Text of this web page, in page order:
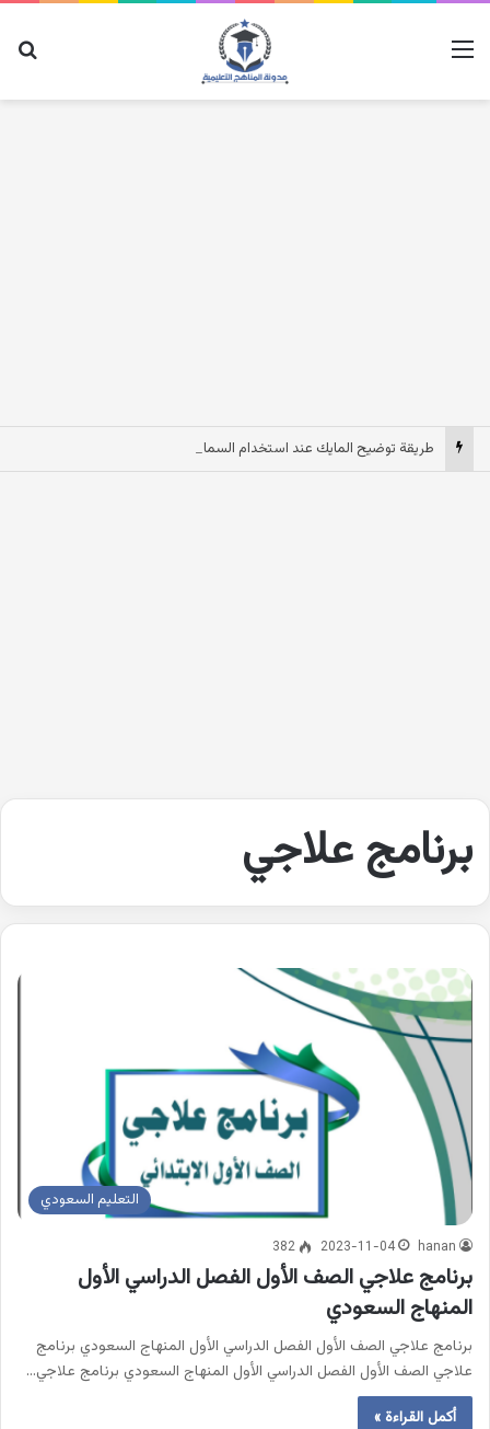
القائمة
برنامج علاجي
التعليم السعودي
hanan
2023-11-04
382
برنامج علاجي الصف الأول الفصل الدراسي الأول⁩
المنهاج السعودي
برنامج علاجي الصف الأول الفصل الدراسي الأول⁩ المنهاج السعودي برنامج
علاجي الصف الأول الفصل الدراسي الأول⁩ المنهاج السعودي برنامج علاجي…
أكمل القراءة »